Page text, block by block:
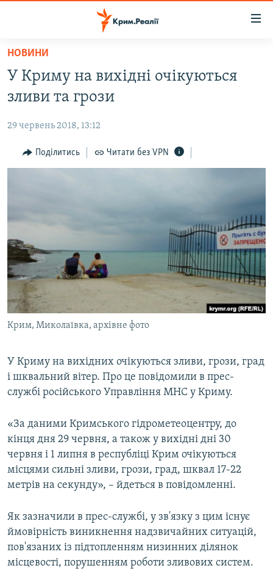
Перейти
основного
матеріалу
до
навігації
Перейти
ВОДА.КРИМ
ВІДЕО ТА ФОТО
ПОЛІТИКА
БЛОГИ
ВСЕ ЗА ДЕНЬ
СПЕЦПРОЕКТИ
ДЕПОРТАЦІЯ
ВІДЕОУРОКИ «ELIFBE»
СВІДЧЕННЯ ОКУПАЦІЇ
УКРАЇНСЬКА ПРОБЛЕМА КРИМУ
ЯК ОБІЙТИ БЛОКУВАННЯ
Русский
Qırımtatar
НОВИНИ
У Криму на вихідні очікуються
зливи та грози
29 червень 2018, 13:12
Поділитись Читати без VPN
Крим, Миколаївка, архівне фото
У Криму на вихідних очікуються зливи, грози, град
і шквальний вітер. Про це повідомили в прес-
службі російського Управління МНС у Криму.
«За даними Кримського гідрометеоцентру, до
кінця дня 29 червня, а також у вихідні дні 30
червня і 1 липня в республіці Крим очікуються
місцями сильні зливи, грози, град, шквал 17-22
метрів на секунду», – йдеться в повідомленні.
Як зазначили в прес-службі, у зв'язку з цим існує
ймовірність виникнення надзвичайних ситуацій,
пов'язаних із підтопленням низинних ділянок
місцевості, порушенням роботи зливових систем.